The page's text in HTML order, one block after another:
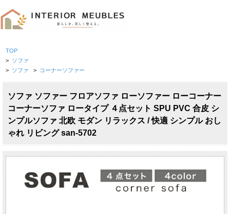
TOP
> ソファ
> ソファ > コーナーソファー
ソファ ソファー フロアソファ ローソファー ローコーナー
コーナーソファ ロータイプ ４点セット SPU PVC 合皮 シ
ンプルソファ 北欧 モダン リラックス / 快適 シンプル おし
ゃれ リビング san-5702